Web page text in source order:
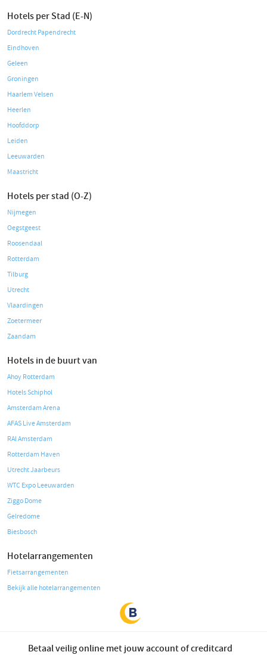
Hotels per Stad (E-N)
Dordrecht Papendrecht
Eindhoven
Geleen
Groningen
Haarlem Velsen
Heerlen
Hoofddorp
Leiden
Leeuwarden
Maastricht
Hotels per stad (O-Z)
Nijmegen
Oegstgeest
Roosendaal
Rotterdam
Tilburg
Utrecht
Vlaardingen
Zoetermeer
Zaandam
Hotels in de buurt van
Ahoy Rotterdam
Hotels Schiphol
Amsterdam Arena
AFAS Live Amsterdam
RAI Amsterdam
Rotterdam Haven
Utrecht Jaarbeurs
WTC Expo Leeuwarden
Ziggo Dome
Gelredome
Biesbosch
Hotelarrangementen
Fietsarrangementen
Bekijk alle hotelarrangementen
Betaal veilig online met jouw account of creditcard